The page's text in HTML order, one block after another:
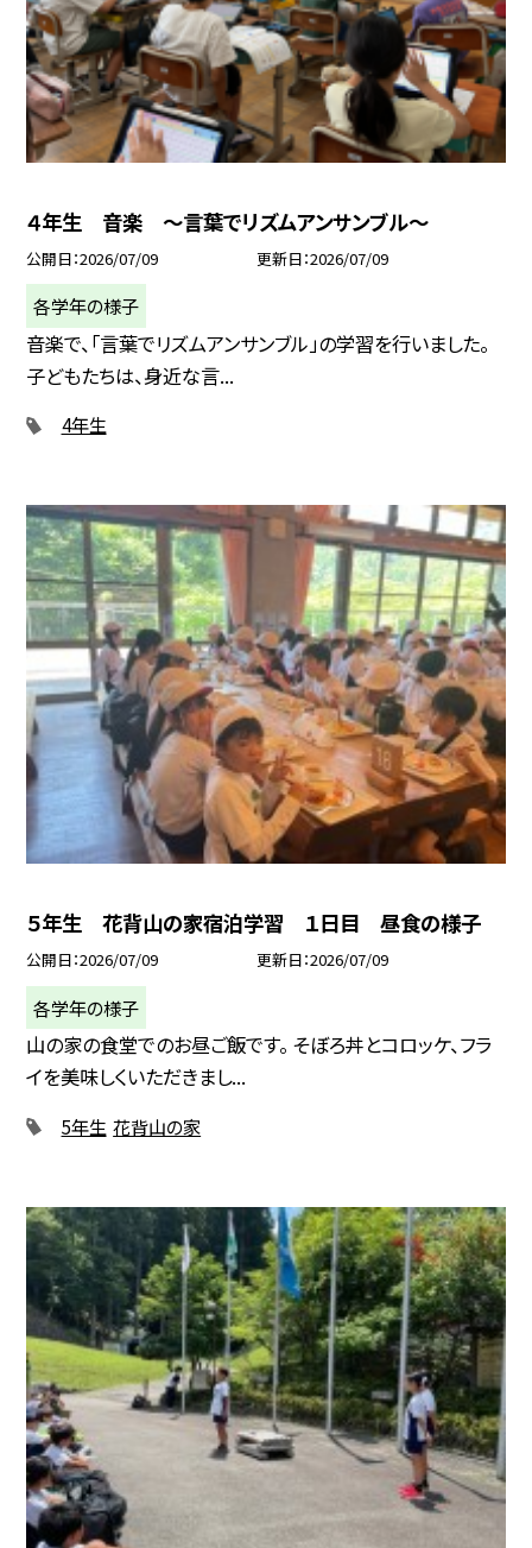
４年生 音楽 ～言葉でリズムアンサンブル～
公開日 2026/07/09 更新日 2026/07/09
各学年の様子
音楽で、「言葉でリズムアンサンブル」の学習を行いました。
子どもたちは、身近な言...
4年生
５年生 花背山の家宿泊学習 １日目 昼食の様子
公開日 2026/07/09 更新日 2026/07/09
各学年の様子
山の家の食堂でのお昼ご飯です。 そぼろ丼とコロッケ、フラ
イを美味しくいただきまし...
5年生 花背山の家